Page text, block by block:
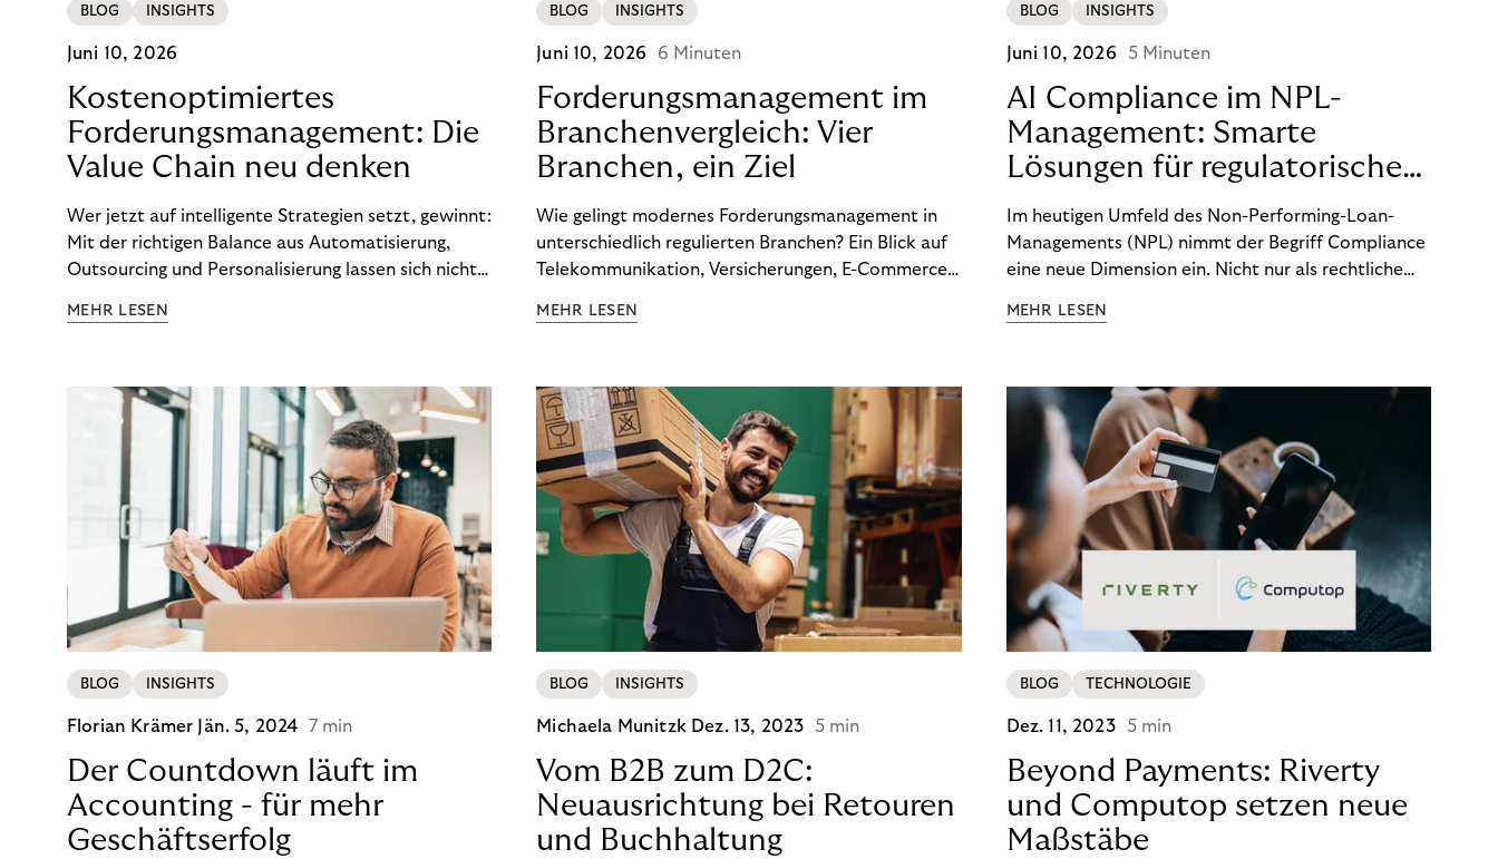
BLOG INSIGHTS
Juni 10, 2026
Kostenoptimiertes
Forderungsmanagement: Die
Value Chain neu denken
Wer jetzt auf intelligente Strategien setzt, gewinnt:
Mit der richtigen Balance aus Automatisierung,
Outsourcing und Personalisierung lassen sich nicht
Ergebnisse sichern. Riverty zeigt, wie Recovery-
MEHR LESEN
BLOG INSIGHTS
Juni 10, 2026 6 Minuten
Forderungsmanagement im
Branchenvergleich: Vier
Branchen, ein Ziel
Wie gelingt modernes Forderungsmanagement in
unterschiedlich regulierten Branchen? Ein Blick auf
Telekommunikation, Versicherungen, E-Commerce
wirksam reduzieren will, braucht keine
MEHR LESEN
BLOG INSIGHTS
Juni 10, 2026 5 Minuten
AI Compliance im NPL-
Management: Smarte
Lösungen für regulatorische
Sicherheit
Im heutigen Umfeld des Non-Performing-Loan-
Managements (NPL) nimmt der Begriff Compliance
eine neue Dimension ein. Nicht nur als rechtliche
Wettbewerbsvorteil. In einem Umfeld steigender
(DSGVO) – geraten viele Unternehmen an die
Grenzen traditioneller Compliance-Mechanismen.
MEHR LESEN
BLOG INSIGHTS
Florian Krämer Jän. 5, 2024 7 min
Der Countdown läuft im
Accounting - für mehr
Geschäftserfolg
BLOG INSIGHTS
Michaela Munitzk Dez. 13, 2023 5 min
Vom B2B zum D2C:
Neuausrichtung bei Retouren
und Buchhaltung
BLOG TECHNOLOGIE
Dez. 11, 2023 5 min
Beyond Payments: Riverty
und Computop setzen neue
Maßstäbe